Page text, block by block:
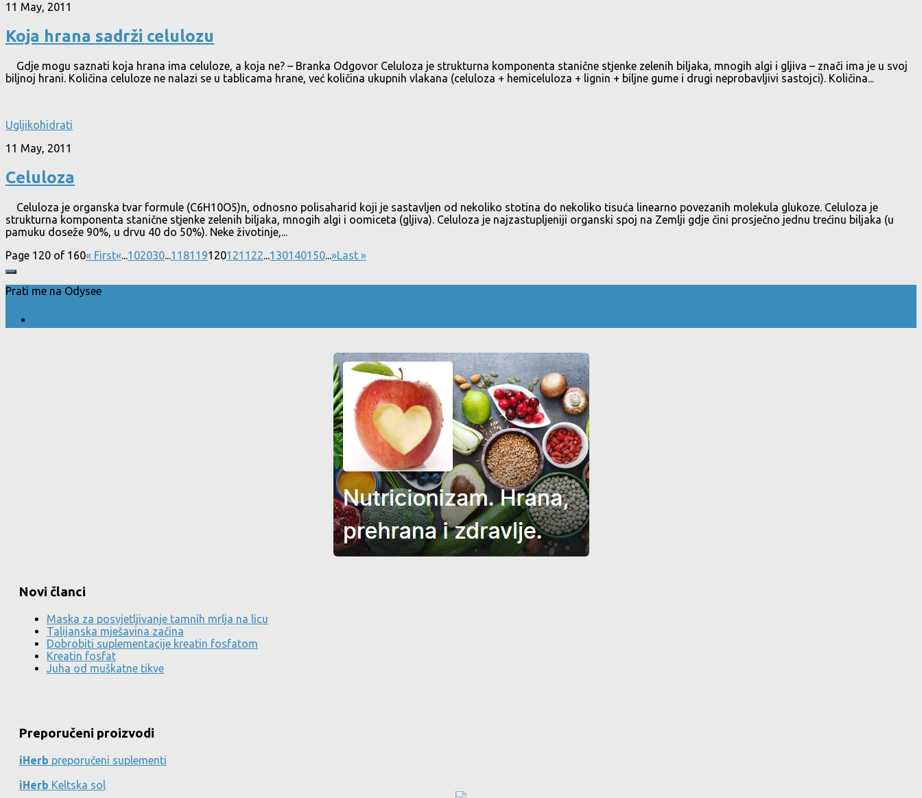
11 May, 2011
Koja hrana sadrži celulozu
Gdje mogu saznati koja hrana ima celuloze, a koja ne? – Branka Odgovor Celuloza je strukturna komponenta stanične stjenke zelenih biljaka, mnogih algi i gljiva – znači ima je u svoj
biljnoj hrani. Količina celuloze ne nalazi se u tablicama hrane, već količina ukupnih vlakana (celuloza + hemiceluloza + lignin + biljne gume i drugi neprobavljivi sastojci). Količina...
Ugljikohidrati
11 May, 2011
Celuloza
Celuloza je organska tvar formule (C6H10O5)n, odnosno polisaharid koji je sastavljen od nekoliko stotina do nekoliko tisuća linearno povezanih molekula glukoze. Celuloza je
strukturna komponenta stanične stjenke zelenih biljaka, mnogih algi i oomiceta (gljiva). Celuloza je najzastupljeniji organski spoj na Zemlji gdje čini prosječno jednu trećinu biljaka (u
pamuku doseže 90%, u drvu 40 do 50%). Neke životinje,...
Page 120 of 160« First«...102030...118119120121 122...130140150...»Last »
Prati me na Odysee
Novi članci
Maska za posvjetljivanje tamnih mrlja na licu
Talijanska mješavina začina
Dobrobiti suplementacije kreatin fosfatom
Kreatin fosfat
Juha od muškatne tikve
Preporučeni proizvodi
iHerb preporučeni suplementi
iHerb Keltska sol